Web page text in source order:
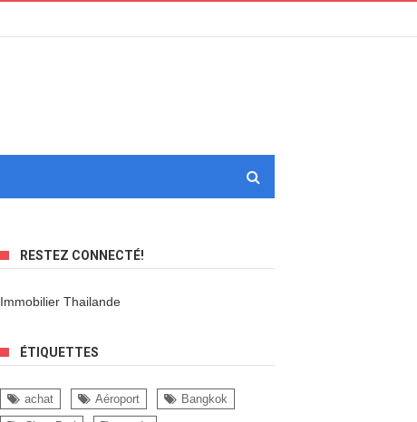
RESTEZ CONNECTÉ!
Immobilier Thailande
ÉTIQUETTES
achat Aéroport
Bangkok